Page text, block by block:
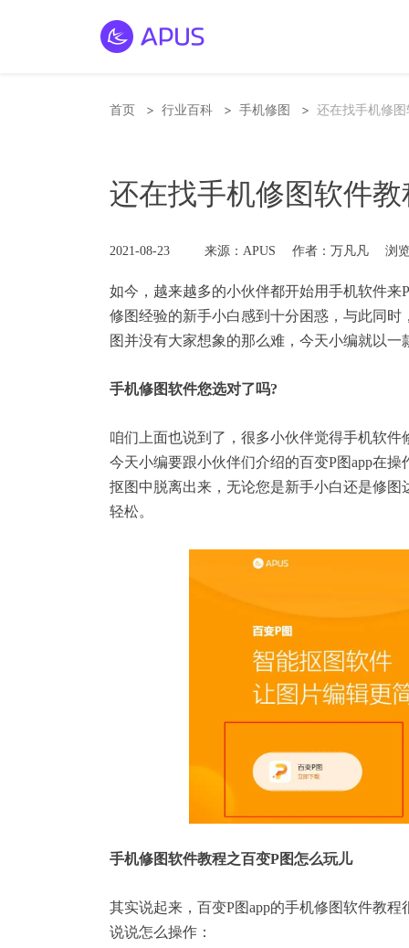
首页 > 行业百科 > 手机修图 > 还在找手机修
还在找手机修图软件
2021-08-23 来源：APUS 作者：万凡凡 浏
如今，越来越多的小伙伴都开始用手机软件来
修图经验的新手小白感到十分困惑，与此同时
图并没有大家想象的那么难，今天小编就以
手机修图软件您选对了吗?
咱们上面也说到了，很多小伙伴觉得手机软
今天小编要跟小伙伴们介绍的百变P图app在操
抠图中脱离出来，无论您是新手小白还是修
轻松。
手机修图软件教程之百变P图怎么玩儿
其实说起来，百变P图app的手机修图软件教
说说怎么操作：